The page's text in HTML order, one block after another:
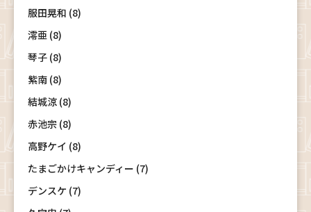
服田晃和 (8)
澪亜 (8)
琴子 (8)
紫南 (8)
結城涼 (8)
赤池宗 (8)
高野ケイ (8)
たまごかけキャンディー (7)
デンスケ (7)